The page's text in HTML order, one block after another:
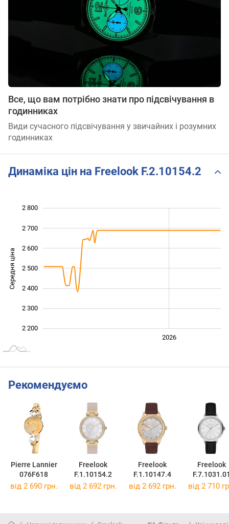
Все, що вам потрібно знати про підсвічування в
годинниках
Види сучасного підсвічування у звичайних і розумних
годинниках
Динаміка цін на Freelook F.2.10154.2
Середня ціна 2 200
2 200
2 300
2 400
2 500
2 600
2 700
2 800
2026
Рекомендуємо
Pierre Lannier
076F618
Freelook
F.1.10154.2
Freelook
F.1.10147.4
Freelook
від 2 690 грн. від 2 692 грн. від 2 692 грн. від 2 710